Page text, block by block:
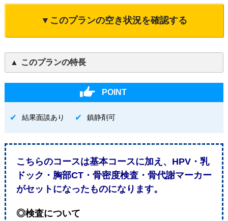
▼このプランの空き状況を確認する
このプランの特長
POINT
結果面談あり 鎮静剤可
こちらのコースは基本コースに加え、HPV・乳
ドック・胸部CT・骨密度検査・骨代謝マーカー
がセットになったものになります。
◎検査について